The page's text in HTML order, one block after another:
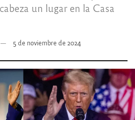
un lugar en la Casa
5 de noviembre de 2024